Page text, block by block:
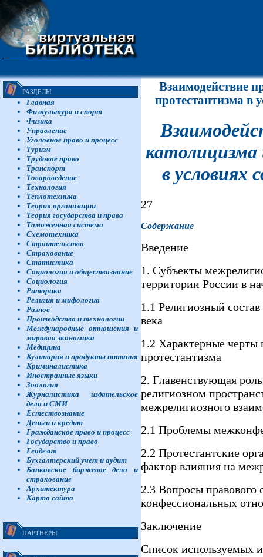
РАЗДЕЛЫ
Главная
Физкультура и спорт
Физика
Управление
Уголовное право и процесс
Туризм
Трудовое право
Транспорт
Товароведение
Технология
Теплотехника
Теория организации
Теория государства и права
Таможенная система
Схемотехника
Строительство
Страхование
Статистика
Социология и обществознание
Социология
Риторика
Религия и мифология
Разное
Производство и технологии
Международные отношения и
мировая экономика
Медицина
Кулинария и продукты питания
Криминалистика
Иностранные языки
Зоология
Журналистика издательское
дело и СМИ
Естествознание
Деньги и кредит
Гражданское право и процесс
Государство и право
Геодезия
Бухгалтерский учет и аудит
Банковское биржевое дело и
страхование
Архитектура
Карта сайта
ПАРТНЕРЫ
Взаимодействие
протестантизма в
в условиях
27
Содержание
Введение
1. Субъекты
территории России в
1.1 Религиозный
века
1.2 Характерные черты
протестантизма
2. Главенствующая
религиозном
межрелигиозного
2.1 Проблемы
2.2 Протестантские
фактор влияния на
2.3 Вопросы правового
конфессиональных
Заключение
Список используемых